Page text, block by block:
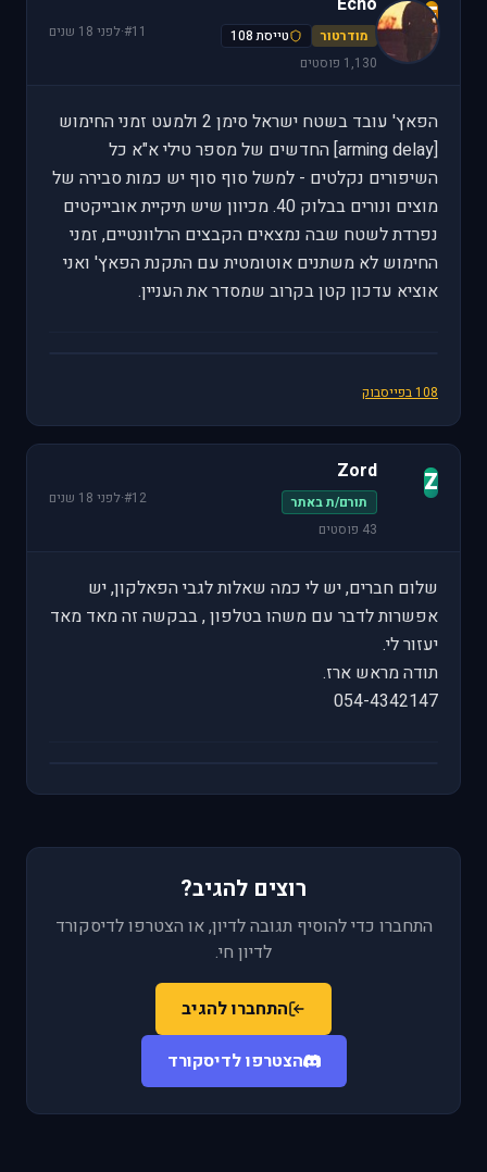
E
מודרטור
טייסת 108
1,130 פוסטים
#11
·לפני 18 שנים
הפאץ' עובד בשטח ישראל סימן 2 ולמעט זמני החימוש
[arming delay] החדשים של מספר טילי א"א כל
השיפורים נקלטים - למשל סוף סוף יש כמות סבירה של
מוצים ונורים בבלוק 40. מכיוון שיש תיקיית אובייקטים
נפרדת לשטח שבה נמצאים הקבצים הרלוונטיים, זמני
החימוש לא משתנים אוטומטית עם התקנת הפאץ' ואני
אוציא עדכון קטן בקרוב שמסדר את העניין.
108 בפייסבוק
Z
Zord
תורם/ת באתר
43 פוסטים
#12
·לפני 18 שנים
שלום חברים, יש לי כמה שאלות לגבי הפאלקון, יש
אפשרות לדבר עם משהו בטלפון , בבקשה זה מאד מאד
יעזור לי.
תודה מראש ארז.
054-4342147
רוצים להגיב?
התחברו כדי להוסיף תגובה לדיון, או הצטרפו לדיסקורד
לדיון חי.
התחברו להגיב
הצטרפו לדיסקורד